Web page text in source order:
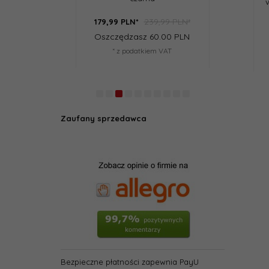
88,19 PLN* 125,99 PLN*
Oszczędzasz 37.80 PLN
* z podatkiem VAT
Zaufany sprzedawca
Bezpieczne płatności zapewnia PayU